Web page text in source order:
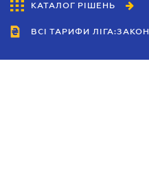
КАТАЛОГ РІШЕНЬ
ВСІ ТАРИФИ ЛІГА:ЗАКОН